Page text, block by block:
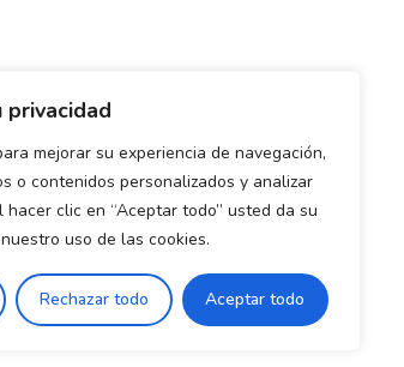
mejorar su experiencia de navegación,
o contenidos personalizados y analizar
clic en “Aceptar todo” usted da su
uso de las cookies.
Rechazar todo Aceptar todo
Política de privacidad